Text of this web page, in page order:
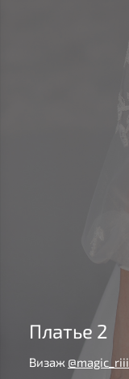
Платье 2
Визаж @magic_riii